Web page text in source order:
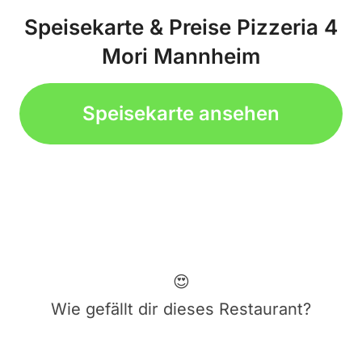
Speisekarte & Preise Pizzeria 4
Mori Mannheim
Speisekarte ansehen
😍
Wie gefällt dir dieses Restaurant?